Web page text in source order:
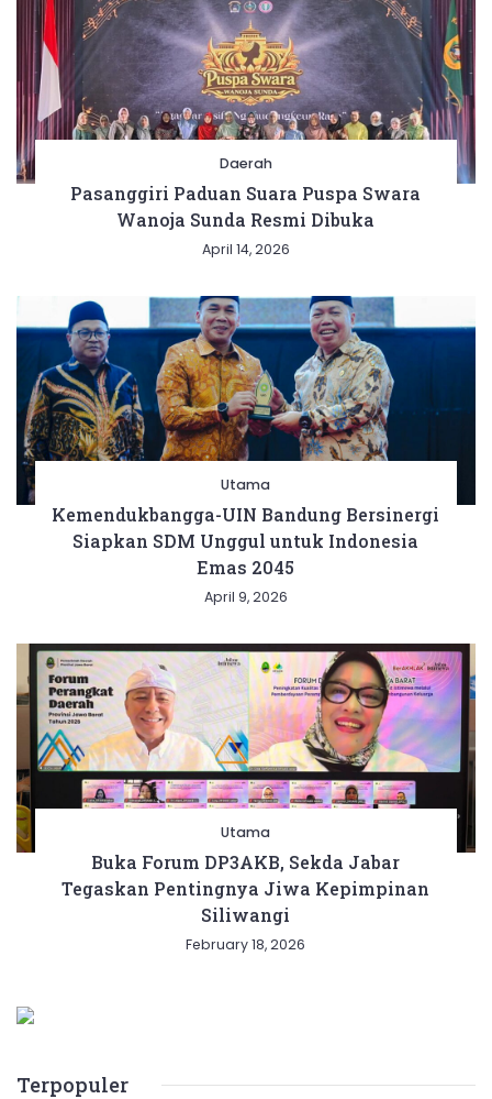
Daerah
Pasanggiri Paduan Suara Puspa Swara
Wanoja Sunda Resmi Dibuka
April 14, 2026
Utama
Kemendukbangga-UIN Bandung Bersinergi
Siapkan SDM Unggul untuk Indonesia
Emas 2045
April 9, 2026
Utama
Buka Forum DP3AKB, Sekda Jabar
Tegaskan Pentingnya Jiwa Kepimpinan
Siliwangi
February 18, 2026
Terpopuler